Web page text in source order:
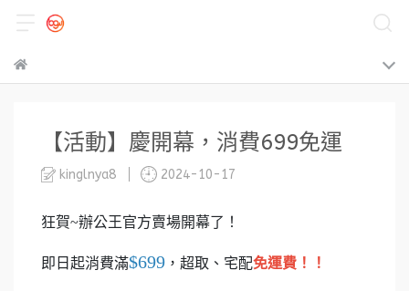
【活動】慶開幕，消費699免運
kinglnya8 2024-10-17
狂賀~辦公王官方賣場開幕了！
即日起消費滿$699 ，超取、宅配免運費！！